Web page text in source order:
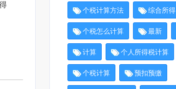
个税计算方法 综合所得
个税怎么计算 最新
计算 个人所得税计算
个税计算 预扣预缴